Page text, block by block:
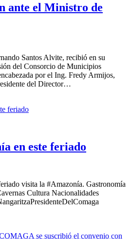
ante el Ministro de
Santos Alvite, recibió en su
del Consorcio de Municipios
por el Ing. Fredy Armijos,
del Director…
en este feriado
visita la #Amazonía. Gastronomía
Cultura Nacionalidades